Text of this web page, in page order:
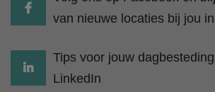
van nieuwe locaties bij jou
Tips voor jouw
LinkedIn